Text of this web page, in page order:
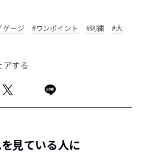
ゲージ #ワンポイント #刺繍
#大
アする
見ている人に